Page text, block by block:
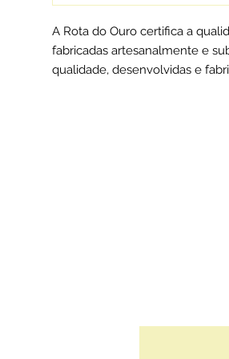
A Rota do Ouro certifica a
fabricadas artesanalmente e
qualidade, desenvolvidas e